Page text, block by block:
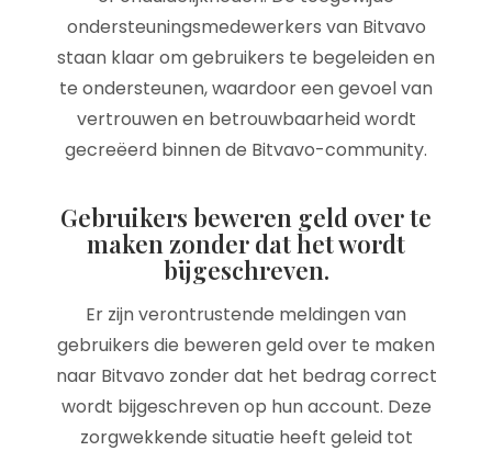
ondersteuningsmedewerkers van Bitvavo
staan klaar om gebruikers te begeleiden en
te ondersteunen, waardoor een gevoel van
vertrouwen en betrouwbaarheid wordt
gecreëerd binnen de Bitvavo-community.
Gebruikers beweren geld over te
maken zonder dat het wordt
bijgeschreven.
Er zijn verontrustende meldingen van
gebruikers die beweren geld over te maken
naar Bitvavo zonder dat het bedrag correct
wordt bijgeschreven op hun account. Deze
zorgwekkende situatie heeft geleid tot